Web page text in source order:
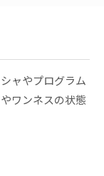
ャやプログラム
ワンネスの状態